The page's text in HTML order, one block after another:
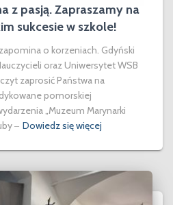
z pasją. Zapraszamy na
sukcesie w szkole!
o korzeniach. Gdyński
oraz Uniwersytet WSB
zaprosić Państwa na
pomorskiej
„Muzeum Marynarki
‒ Dowiedz się więcej